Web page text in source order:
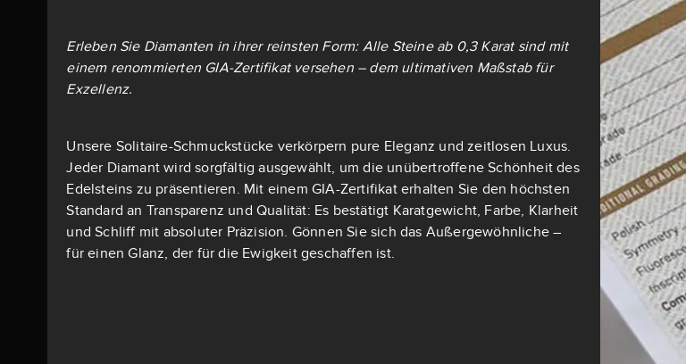
Erleben Sie Diamanten in ihrer reinsten Form: Alle Steine ab 0,3 Karat sind mit
einem renommierten GIA-Zertifikat versehen – dem ultimativen Maßstab für
Exzellenz.
Unsere Solitaire-Schmuckstücke verkörpern pure Eleganz und zeitlosen Luxus.
Jeder Diamant wird sorgfältig ausgewählt, um die unübertroffene Schönheit des
Edelsteins zu präsentieren. Mit einem GIA-Zertifikat erhalten Sie den höchsten
Standard an Transparenz und Qualität: Es bestätigt Karatgewicht, Farbe, Klarheit
und Schliff mit absoluter Präzision. Gönnen Sie sich das Außergewöhnliche –
für einen Glanz, der für die Ewigkeit geschaffen ist.